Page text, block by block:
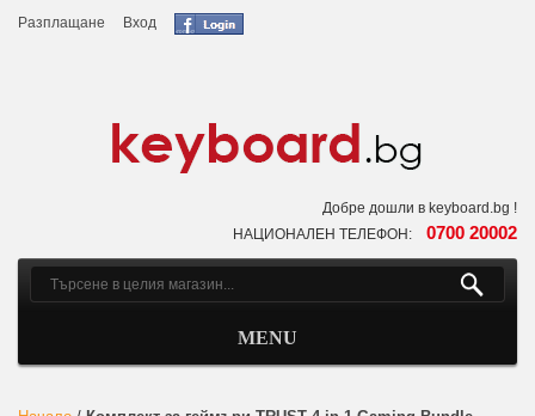
Разплащане
Вход
Добре дошли в keyboard.bg !
НАЦИОНАЛЕН ТЕЛЕФОН: 0700 20002
MENU